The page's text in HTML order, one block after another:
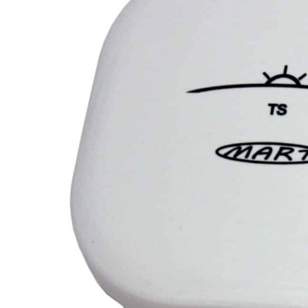
LED achterlichten
LED breedtelampen
LED flitsers LED
LED sprayleds
LED Hal,-
voordeelpakketten